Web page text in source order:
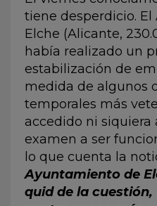
tiene desperdicio.
Elche (Alicante,
había realizado un
estabilización de
medida de algunos
temporales más
accedido ni siquiera
examen a ser
lo que cuenta la
Ayuntamiento de
quid de la